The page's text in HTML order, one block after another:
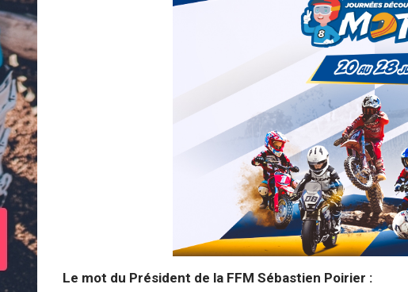
Le mot du Président de la FFM Sébastien Poirier :